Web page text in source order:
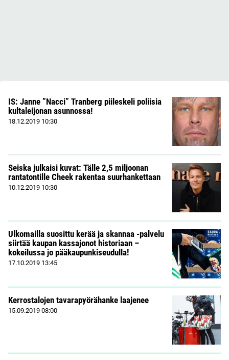
IS: Janne ”Nacci” Tranberg piileskeli poliisia
kultaleijonan asunnossa!
18.12.2019 10:30
Seiska julkaisi kuvat: Tälle 2,5 miljoonan
rantatontille Cheek rakentaa suurhankettaan
10.12.2019 10:30
Ulkomailla suosittu kerää ja skannaa -palvelu
siirtää kaupan kassajonot historiaan –
kokeilussa jo pääkaupunkiseudulla!
17.10.2019 13:45
Kerrostalojen tavarapyörähanke laajenee
15.09.2019 08:00